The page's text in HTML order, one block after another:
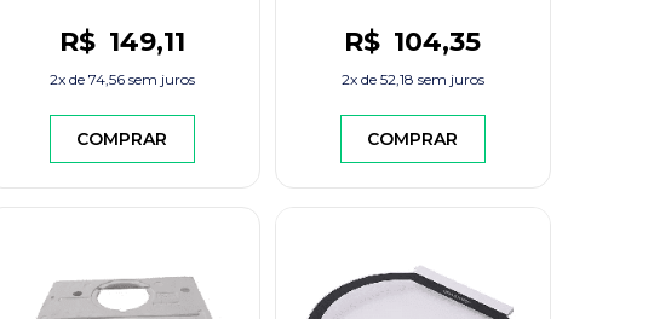
R$ 149,11
2x de 74,56sem juros
COMPRAR
R$ 104,35
2x de 52,18 sem juros
COMPRAR